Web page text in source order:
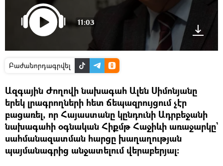
11:03
Բաժանորդագրվել
Ազգային Ժողովի նախագահ Ալեն Սիմոնյանը
երեկ լրագրողների հետ ճեպազրույցում չէր
բացառել, որ Հայաստանը կընդունի Ադրբեջանի
նախագահի օգնական Հիքմթ Հաջիևի առաջարկը`
սահմանազատման հարցը խաղաղության
պայմանագրից անջատելում վերաբերյալ։